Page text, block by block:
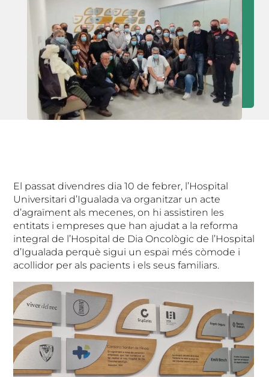
El passat divendres dia 10 de febrer, l’Hospital
Universitari d’Igualada va organitzar un acte
d’agraïment als mecenes, on hi assistiren les
entitats i empreses que han ajudat a la reforma
integral de l’Hospital de Dia Oncològic de l’Hospital
d’Igualada perquè sigui un espai més còmode i
acollidor per als pacients i els seus familiars.